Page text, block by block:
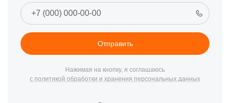
Отправить
Нажимая на кнопку, я соглашаюсь
с политикой обработки и хранения персональных данных